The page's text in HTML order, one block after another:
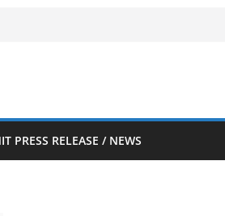
PRESS RELEASE / NEWS